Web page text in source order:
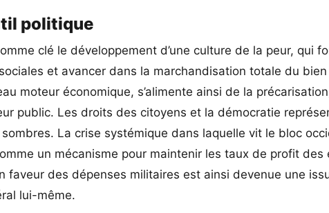
politique
clé le développement d’une culture de la peur, qui
et avancer dans la marchandisation totale du
moteur économique, s’alimente ainsi de la
public. Les droits des citoyens et la démocratie
La crise systémique dans laquelle vit le bloc
un mécanisme pour maintenir les taux de profit des
faveur des dépenses militaires est ainsi devenue une
lui-même.